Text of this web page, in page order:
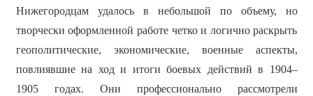
Нижегородцам удалось в небольшой по объему, но
творчески оформленной работе четко и логично раскрыть
геополитические, экономические, военные аспекты,
повлиявшие на ход и итоги боевых действий в 1904–
1905 годах. Они профессионально рассмотрели